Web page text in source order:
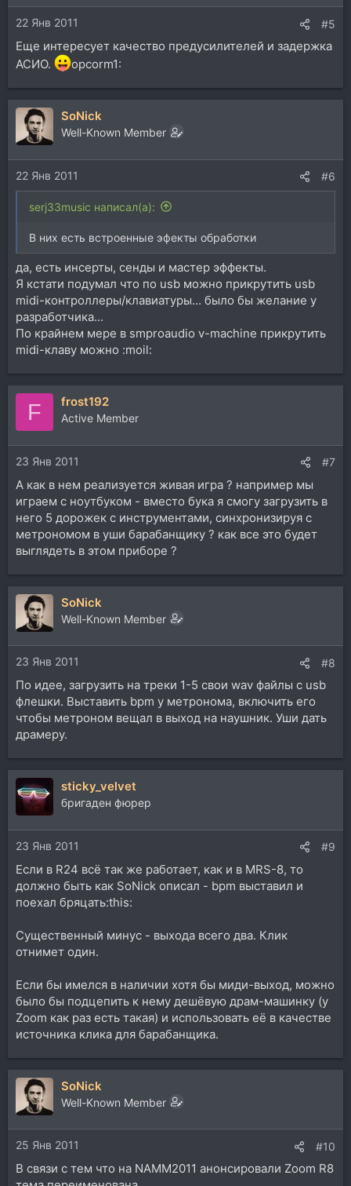
22 Янв 2011 #5
Еще интересует качество предусилителей и задержка
АСИО.
opcorm1:
SoNick
Well-Known Member
22 Янв 2011 #6
serj33music написал(а):
В них есть встроенные эфекты обработки
да, есть инсерты, сенды и мастер эффекты.
Я кстати подумал что по usb можно прикрутить usb
midi-контроллеры/клавиатуры... было бы желание у
разработчика...
По крайнем мере в smproaudio v-machine прикрутить
midi-клаву можно :moil:
F frost192
Active Member
23 Янв 2011 #7
А как в нем реализуется живая игра ? например мы
играем с ноутбуком - вместо бука я смогу загрузить в
него 5 дорожек с инструментами, синхронизируя с
метрономом в уши барабанщику ? как все это будет
выглядеть в этом приборе ?
SoNick
Well-Known Member
23 Янв 2011 #8
По идее, загрузить на треки 1-5 свои wav файлы с usb
флешки. Выставить bpm у метронома, включить его
чтобы метроном вещал в выход на наушник. Уши дать
драмеру.
sticky_velvet
бригаден фюрер
23 Янв 2011 #9
Если в R24 всё так же работает, как и в MRS-8, то
должно быть как SoNick описал - bpm выставил и
поехал бряцать:this:
Существенный минус - выхода всего два. Клик
отнимет один.
Если бы имелся в наличии хотя бы миди-выход, можно
было бы подцепить к нему дешёвую драм-машинку (у
Zoom как раз есть такая) и использовать её в качестве
источника клика для барабанщика.
SoNick
Well-Known Member
25 Янв 2011 #10
В связи с тем что на NAMM2011 анонсировали Zoom R8